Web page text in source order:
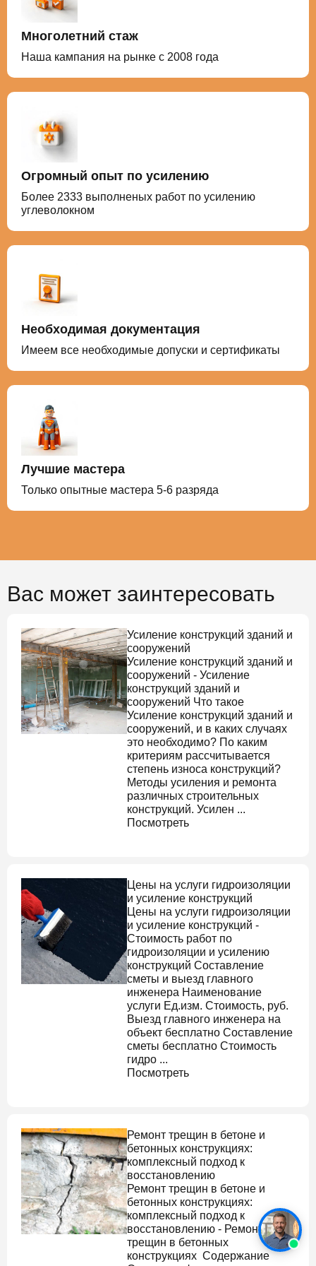
Многолетний стаж
Наша кампания на рынке с 2008 года
Огромный опыт по усилению
Более 2333 выполненых работ по усилению
углеволокном
Необходимая документация
Имеем все необходимые допуски и сертификаты
Лучшие мастера
Только опытные мастера 5-6 разряда
Вас может заинтересовать
Усиление конструкций зданий и
сооружений
Усиление конструкций зданий и
сооружений - Усиление
конструкций зданий и
сооружений Что такое
Усиление конструкций зданий и
сооружений, и в каких случаях
это необходимо? По каким
критериям рассчитывается
степень износа конструкций?
Методы усиления и ремонта
различных строительных
конструкций. Усилен ...
Посмотреть
Цены на услуги гидроизоляции
и усиление конструкций
Цены на услуги гидроизоляции
и усиление конструкций -
Стоимость работ по
гидроизоляции и усилению
конструкций Составление
сметы и выезд главного
инженера Наименование
услуги Ед.изм. Стоимость, руб.
Выезд главного инженера на
объект бесплатно Составление
сметы бесплатно Стоимость
гидро ...
Посмотреть
Ремонт трещин в бетоне и
бетонных конструкциях:
комплексный подход к
восстановлению
Ремонт трещин в бетоне и
бетонных конструкциях:
комплексный подход к
восстановлению - Ремонт
трещин в бетонных
конструкциях Содержание